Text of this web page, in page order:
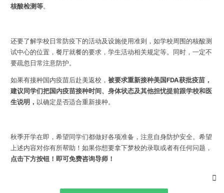
核酸检测等。
还要了解学校日常防疫下的活动及设施使用准则，如学校周围的核酸测
试中心的位置，餐厅就餐的要求，学生活动相关规定等。同时，一定不
要疏忽日常注意防护。
如果有接种国内疫苗后赴美返校， 被要求重新接种美国FDA获批疫苗，
建议同学们把国内疫苗接种时间、身体状态及其他担忧提前跟学校和医
生说明， 以确定是否适合重新接种。
秋季开学在即，希望同学们都做好各项准备，注意自身防护安全。 希望
上述内容对你有所帮助！如果你想要拿下梦校的录取或者有任何问题，
点击下方按钮！即可免费咨询导师！